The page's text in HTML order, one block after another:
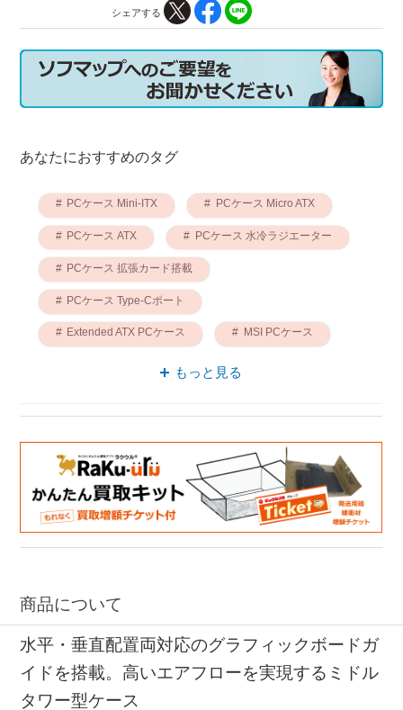
シェアする
あなたにおすすめのタグ
PCケース Mini-ITX PCケース Micro ATX
PCケース ATX PCケース 水冷ラジエーター
PCケース 拡張カード搭載
PCケース Type-Cポート
Extended ATX PCケース MSI PCケース
PCケース アドレサブルRGBファン
もっと見る
商品について
水平・垂直配置両対応のグラフィックボードガ
イドを搭載。高いエアフローを実現するミドル
タワー型ケース